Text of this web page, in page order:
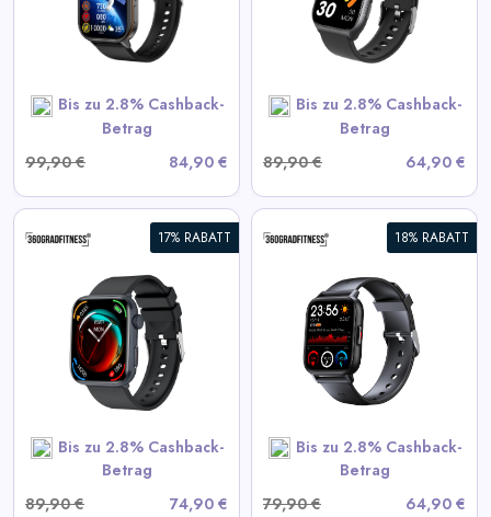
Bis zu 2.8% Cashback-
Betrag
99,90 €
84,90 €
Bis zu 2.8% Cashback-
Betrag
89,90 €
64,90 €
View All 360GradFitness
Deals
SHOP NOW
17% RABATT
Bis zu 2.8% Cashback-
Betrag
89,90 €
74,90 €
18% RABATT
Bis zu 2.8% Cashback-
Betrag
79,90 €
64,90 €
360° FITSmartWatch PRO3
View All 360GradFitness
Deals
SHOP NOW